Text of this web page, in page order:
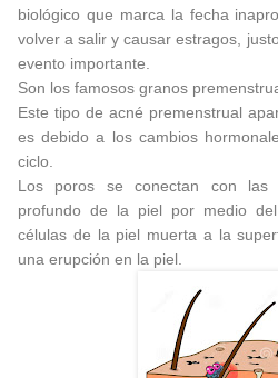
biológico que marca la fecha
volver a salir y causar estragos,
evento importante.
Son los famosos granos
Este tipo de acné premenstrual
es debido a los cambios
ciclo.
Los poros se conectan con las
profundo de la piel por medio
células de la piel muerta a la
una erupción en la piel.